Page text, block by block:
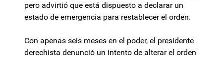
pero advirtió que está dispuesto a declarar un
estado de emergencia para restablecer el orden.
Con apenas seis meses en el poder, el presidente
derechista denunció un intento de alterar el orden